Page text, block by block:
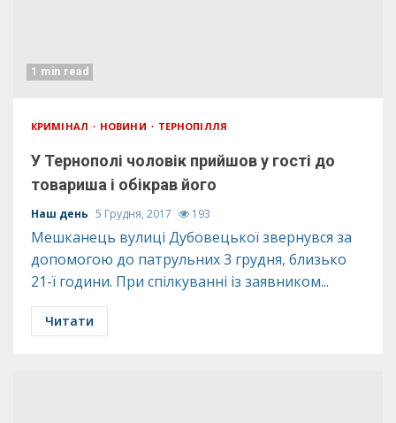
1 min read
КРИМІНАЛ НОВИНИ ТЕРНОПІЛЛЯ
У Тернополі чоловік прийшов у гості до
товариша і обікрав його
Наш день 5 Грудня, 2017 193
Мешканець вулиці Дубовецької звернувся за
допомогою до патрульних 3 грудня, близько
21-ї години. При спілкуванні із заявником...
Читати